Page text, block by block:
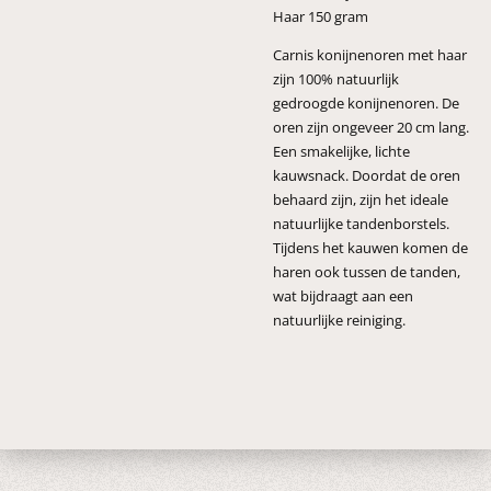
Haar 150 gram
Carnis konijnenoren met haar
zijn 100% natuurlijk
gedroogde konijnenoren. De
oren zijn ongeveer 20 cm lang.
Een smakelijke, lichte
kauwsnack. Doordat de oren
behaard zijn, zijn het ideale
natuurlijke tandenborstels.
Tijdens het kauwen komen de
haren ook tussen de tanden,
wat bijdraagt aan een
natuurlijke reiniging.